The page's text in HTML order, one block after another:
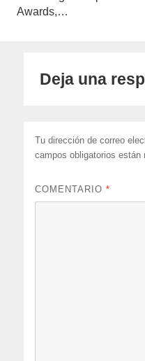
Awards,…
Deja una
Tu dirección de correo
campos obligatorios
COMENTARIO*